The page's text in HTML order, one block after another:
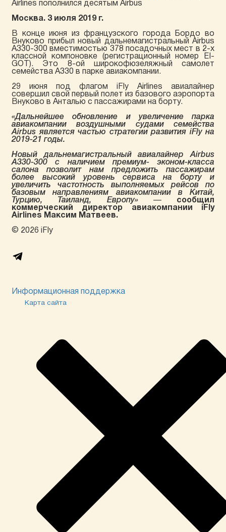
Airlines пополнился десятым Airbus
Москва. 3 июля 2019 г.
В конце июня из французского города Бордо во
Внуково прибыл новый дальнемагистральный Airbus
A330-300 вместимостью 378 посадочных мест в 2-х
классной компоновке (регистрационный номер EI-
GOT). Это 8-ой широкофюзеляжный самолет
семейства А330 в парке авиакомпании.
29 июня под флагом iFly Airlines авиалайнер
совершил свой первый полет из базового аэропорта
Внуково в Анталью с пассажирами на борту.
«Дальнейшее обновление и увеличение парка
авиакомпании воздушными судами семейства
Airbus является частью стратегии развития iFly на
2019-21 годы.
Новый дальнемагистральный авиалайнер Airbus
A330-300 с наличием премиум- эконом-класса
салона позволит нам предложить пассажирам
более высокий уровень сервиса на борту и
увеличить частотность выполняемых рейсов по
базовым направлениям авиакомпании в Китай,
Турцию, Таиланд, Европу»— сообщил
коммерческий директор авиакомпании iFly
Airlines Максим Матвеев.
© 2026 iFly
Информационная поддержка
Карта сайта